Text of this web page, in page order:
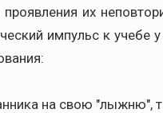
их
импульс к учебе
на свою "лыжню",